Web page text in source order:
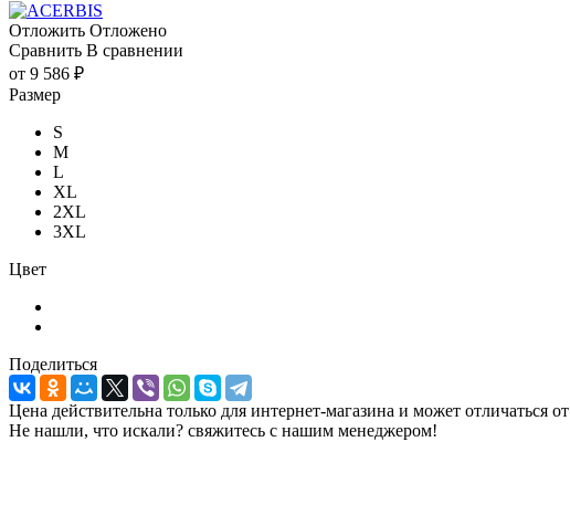
Отложить Отложено
Сравнить В сравнении
от 9 586 ₽
Размер
S
M
L
XL
2XL
3XL
Цвет
Поделиться
Цена действительна только для интернет-магазина и может отличаться
Не нашли, что искали? свяжитесь с нашим менеджером!